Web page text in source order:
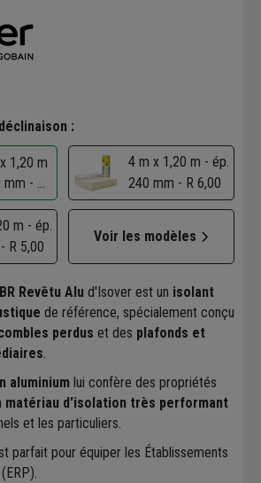
:
1,20 m
mm - R
4 m x 1,20 m - ép.
240 mm - R 6,00
m - ép.
R 5,00
Voir les modèles
Revêtu Alu d'Isover est un isolant
de référence, spécialement conçu
perdus et des plafonds et
.
aluminium lui confère des propriétés
matériau d'isolation très performant
et les particuliers.
parfait pour équiper les Établissements